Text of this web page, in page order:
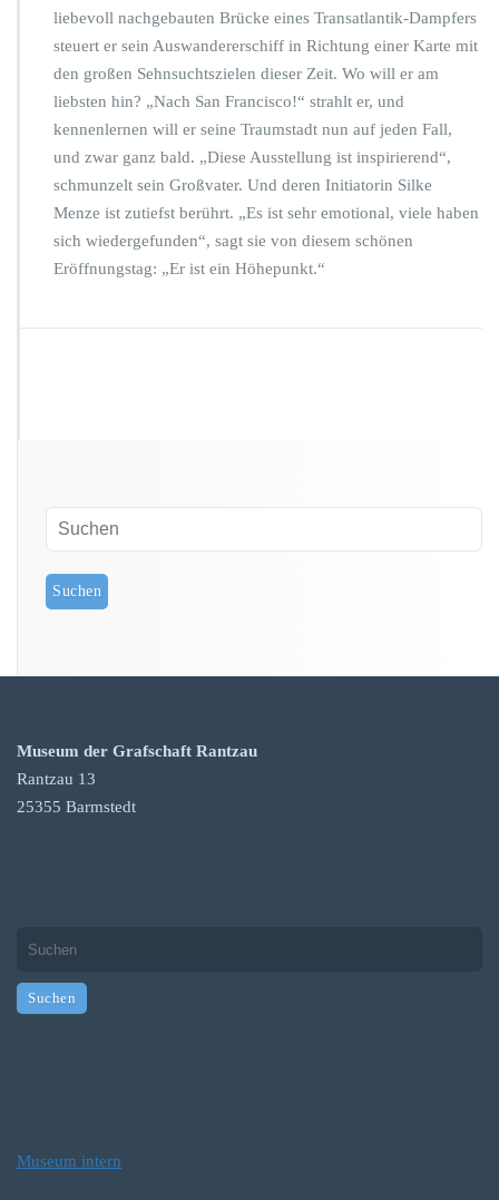
liebevoll nachgebauten Brücke eines Transatlantik-Dampfers
steuert er sein Auswandererschiff in Richtung einer Karte mit
den großen Sehnsuchtszielen dieser Zeit. Wo will er am
liebsten hin? „Nach San Francisco!“ strahlt er, und
kennenlernen will er seine Traumstadt nun auf jeden Fall,
und zwar ganz bald. „Diese Ausstellung ist inspirierend“,
schmunzelt sein Großvater. Und deren Initiatorin Silke
Menze ist zutiefst berührt. „Es ist sehr emotional, viele haben
sich wiedergefunden“, sagt sie von diesem schönen
Eröffnungstag: „Er ist ein Höhepunkt.“
Museum der Grafschaft Rantzau
Rantzau 13
25355 Barmstedt
Museum intern